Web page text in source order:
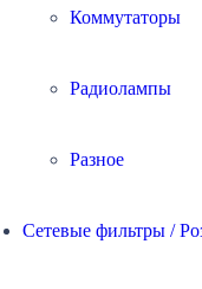
Коммутаторы
Радиолампы
Разное
Сетевые фильтры /
имеют дорожки
(по три на
из чистой
стандарта,